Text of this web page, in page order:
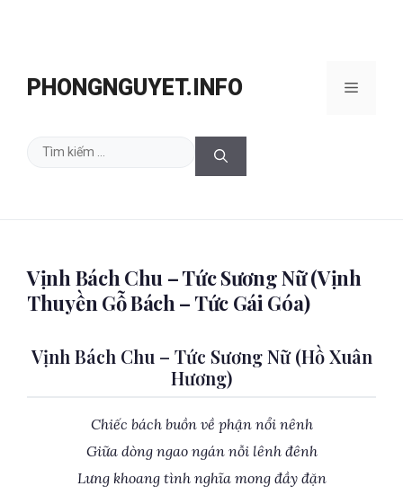
PHONGNGUYET.INFO Menu
Tìm
Vịnh Bách Chu – Tức Sương Nữ (Vịnh
Thuyền Gỗ Bách – Tức Gái Góa)
Vịnh Bách Chu – Tức Sương Nữ (Hồ Xuân
Hương)
Chiếc bách buồn về phận nổi nênh
Giữa dòng ngao ngán nỗi lênh đênh
Lưng khoang tình nghĩa mong đầy đặn